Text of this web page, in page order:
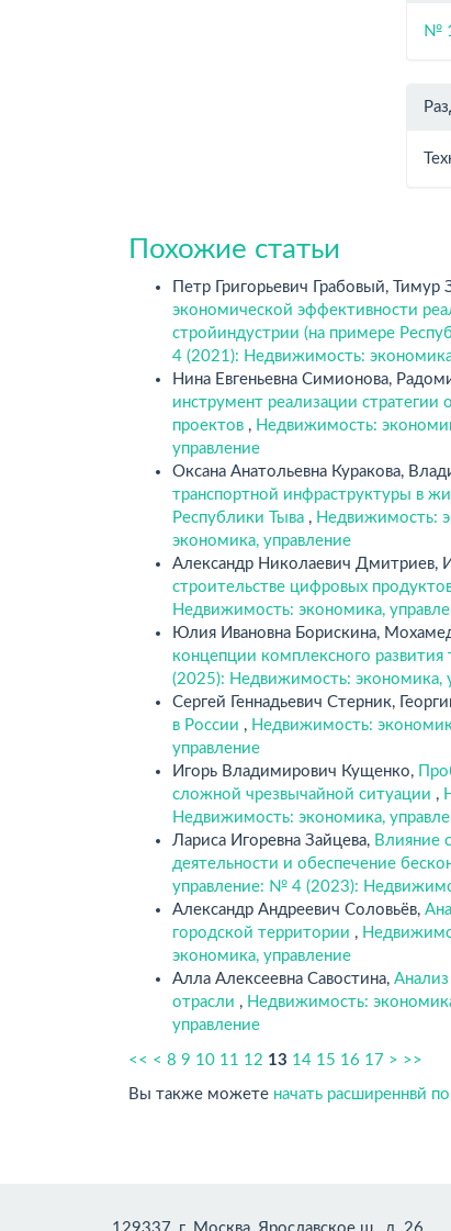
№
Похожие статьи
Петр Григорьевич Грабовый,
экономической эффективности
стройиндустрии (на примере
4 (2021): Недвижимость:
Нина Евгеньевна Симионова,
инструмент реализации стратегии
проектов , Недвижимость:
управление
Оксана Анатольевна Куракова,
транспортной инфраструктуры в
Республики Тыва , Недвижимость:
экономика, управление
Александр Николаевич Дмитриев,
строительстве цифровых
Недвижимость: экономика,
Юлия Ивановна Борискина,
концепции комплексного развития
(2025): Недвижимость: экономика,
Сергей Геннадьевич Стерник,
в России , Недвижимость:
управление
Игорь Владимирович Кущенко,
сложной чрезвычайной ситуации ,
Недвижимость: экономика,
Лариса Игоревна Зайцева, Влияние
деятельности и обеспечение
управление: № 4 (2023):
Александр Андреевич Соловьёв,
городской территории ,
экономика, управление
Алла Алексеевна Савостина,
отрасли , Недвижимость:
управление
<< < 8 9 10 11 12 13 14 15 16 17 > >>
Вы также можете начать расширеннвй
129337, г. Москва, Ярославское ш., д. 26